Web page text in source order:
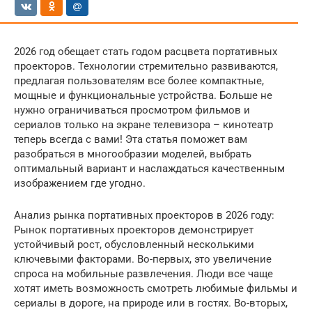
2026 год обещает стать годом расцвета портативных
проекторов. Технологии стремительно развиваются,
предлагая пользователям все более компактные,
мощные и функциональные устройства. Больше не
нужно ограничиваться просмотром фильмов и
сериалов только на экране телевизора – кинотеатр
теперь всегда с вами! Эта статья поможет вам
разобраться в многообразии моделей, выбрать
оптимальный вариант и наслаждаться качественным
изображением где угодно.
Анализ рынка портативных проекторов в 2026 году:
Рынок портативных проекторов демонстрирует
устойчивый рост, обусловленный несколькими
ключевыми факторами. Во-первых, это увеличение
спроса на мобильные развлечения. Люди все чаще
хотят иметь возможность смотреть любимые фильмы и
сериалы в дороге, на природе или в гостях. Во-вторых,